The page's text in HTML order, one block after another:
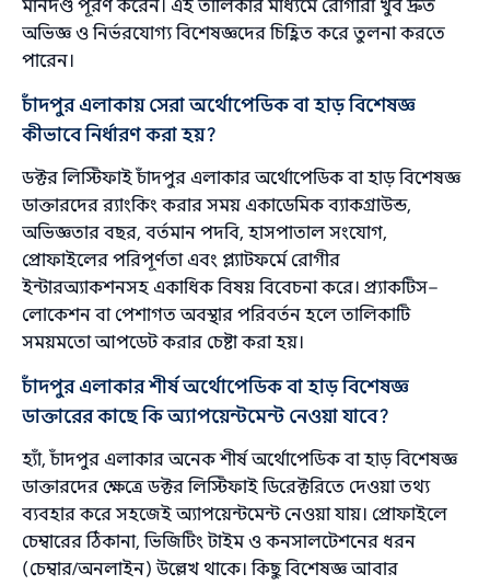
মানদণ্ড পূরণ করেন। এই তালিকার মাধ্যমে রোগীরা খুব দ্রুত
অভিজ্ঞ ও নির্ভরযোগ্য বিশেষজ্ঞদের চিহ্নিত করে তুলনা করতে
পারেন।
চাঁদপুর এলাকায় সেরা অর্থোপেডিক বা হাড় বিশেষজ্ঞ
কীভাবে নির্ধারণ করা হয়?
ডক্টর লিস্টিফাই চাঁদপুর এলাকার অর্থোপেডিক বা হাড় বিশেষজ্ঞ
ডাক্তারদের র‌্যাংকিং করার সময় একাডেমিক ব্যাকগ্রাউন্ড,
অভিজ্ঞতার বছর, বর্তমান পদবি, হাসপাতাল সংযোগ,
প্রোফাইলের পরিপূর্ণতা এবং প্ল্যাটফর্মে রোগীর
ইন্টারঅ্যাকশনসহ একাধিক বিষয় বিবেচনা করে। প্র্যাকটিস–
লোকেশন বা পেশাগত অবস্থার পরিবর্তন হলে তালিকাটি
সময়মতো আপডেট করার চেষ্টা করা হয়।
চাঁদপুর এলাকার শীর্ষ অর্থোপেডিক বা হাড় বিশেষজ্ঞ
ডাক্তারের কাছে কি অ্যাপয়েন্টমেন্ট নেওয়া যাবে?
হ্যাঁ, চাঁদপুর এলাকার অনেক শীর্ষ অর্থোপেডিক বা হাড় বিশেষজ্ঞ
ডাক্তারদের ক্ষেত্রে ডক্টর লিস্টিফাই ডিরেক্টরিতে দেওয়া তথ্য
ব্যবহার করে সহজেই অ্যাপয়েন্টমেন্ট নেওয়া যায়। প্রোফাইলে
চেম্বারের ঠিকানা, ভিজিটিং টাইম ও কনসালটেশনের ধরন
(চেম্বার/অনলাইন) উল্লেখ থাকে। কিছু বিশেষজ্ঞ আবার